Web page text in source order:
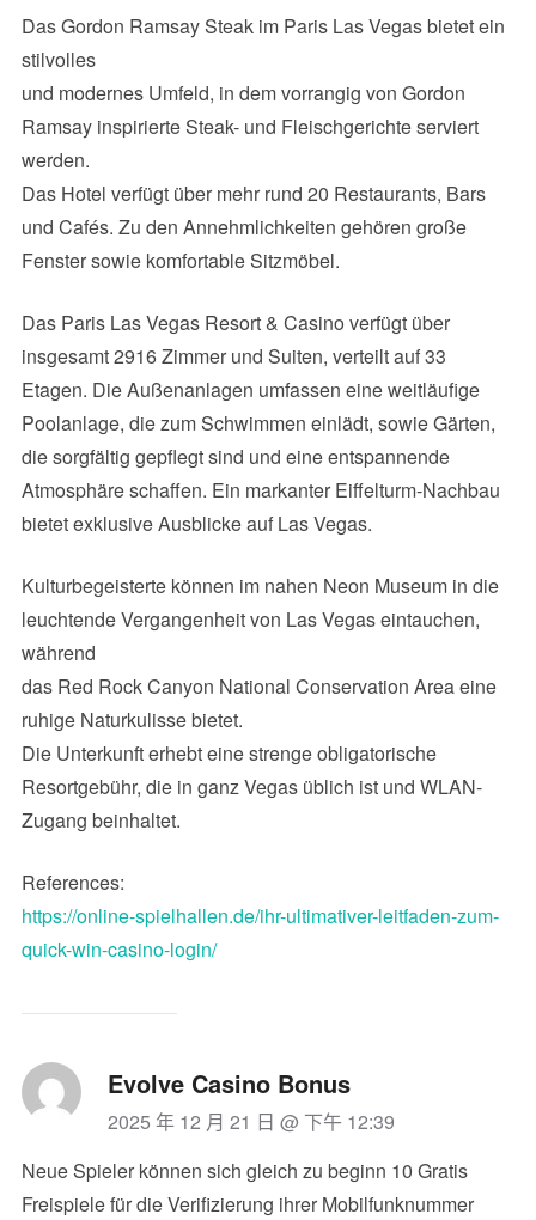
Das Gordon Ramsay Steak im Paris Las Vegas bietet ein
stilvolles
und modernes Umfeld, in dem vorrangig von Gordon
Ramsay inspirierte Steak- und Fleischgerichte serviert
werden.
Das Hotel verfügt über mehr rund 20 Restaurants, Bars
und Cafés. Zu den Annehmlichkeiten gehören große
Fenster sowie komfortable Sitzmöbel.
Das Paris Las Vegas Resort & Casino verfügt über
insgesamt 2916 Zimmer und Suiten, verteilt auf 33
Etagen. Die Außenanlagen umfassen eine weitläufige
Poolanlage, die zum Schwimmen einlädt, sowie Gärten,
die sorgfältig gepflegt sind und eine entspannende
Atmosphäre schaffen. Ein markanter Eiffelturm-Nachbau
bietet exklusive Ausblicke auf Las Vegas.
Kulturbegeisterte können im nahen Neon Museum in die
leuchtende Vergangenheit von Las Vegas eintauchen,
während
das Red Rock Canyon National Conservation Area eine
ruhige Naturkulisse bietet.
Die Unterkunft erhebt eine strenge obligatorische
Resortgebühr, die in ganz Vegas üblich ist und WLAN-
Zugang beinhaltet.
References:
https://online-spielhallen.de/ihr-ultimativer-leitfaden-zum-
quick-win-casino-login/
Evolve Casino Bonus
2025 年 12 月 21 日 @ 下午 12:39
Neue Spieler können sich gleich zu beginn 10 Gratis
Freispiele für die Verifizierung ihrer Mobilfunknummer